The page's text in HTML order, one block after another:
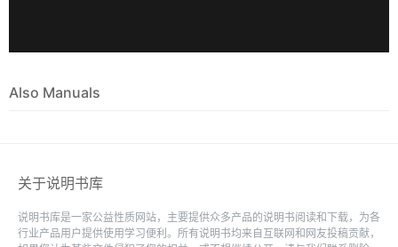
Also Manuals
关于说明书库
说明书库是一家公益性质网站，主要提供众多产品的说明书阅读和下载，为各
行业产品用户提供使用学习便利。所有说明书均来自互联网和网友投稿贡献，